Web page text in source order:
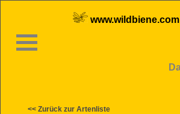
www.wildbiene.com
<< Zurück zur Artenliste